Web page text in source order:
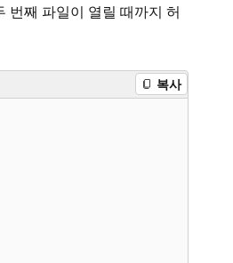
번째 파일이 열릴 때까지 허
복사